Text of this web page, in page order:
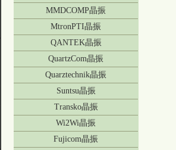
MMDCOMP晶振
MtronPTI晶振
QANTEK晶振
QuartzCom晶振
Quarztechnik晶振
Suntsu晶振
Transko晶振
Wi2Wi晶振
Fujicom晶振